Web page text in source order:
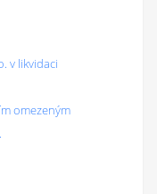
v likvidaci
omezeným